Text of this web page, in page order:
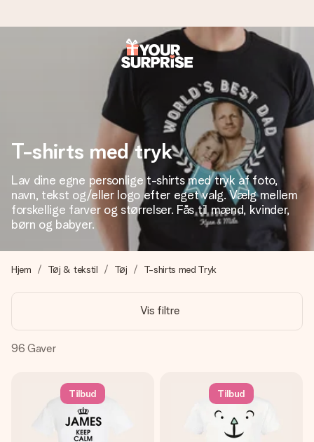
Bestil i dag, sendes inden for 1 hverdag
Vi laver din gave med omhu og sender den lynhurtigt – så
du kan give den på det helt rette tidspunkt, når den
betyder allermest.
4,7 (baseret på +15.000 anmeldelser)
Vores gaver inspirerer. Kunderne giver os 4,7 på Google
Reviews.
Lav noget særligt i blot få trin – med hendes navn, et
billede af dig eller en besked, der går lige i hendes hjerte.
Intet besvær men udelukkende en masse kærlighed i
øjeblikket.
T-shirts med tryk
Lav dine egne personlige t-shirts med tryk af foto,
navn, tekst og/eller logo efter eget valg. Vælg mellem
forskellige farver og størrelser. Fås til mænd, kvinder,
børn og babyer.
Hjem Tøj & tekstil Tøj T-shirts med Tryk
Vis filtre
96 Gaver
Tilbud Tilbud